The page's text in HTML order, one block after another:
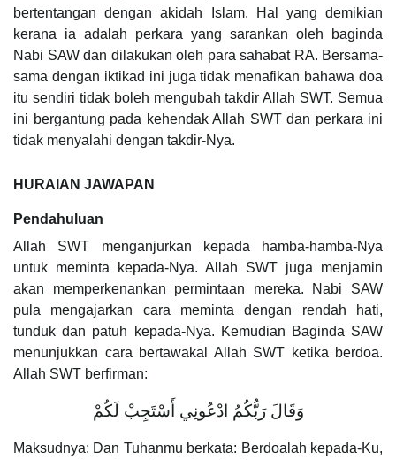
bertentangan dengan akidah Islam. Hal yang demikian
kerana ia adalah perkara yang sarankan oleh baginda
Nabi SAW dan dilakukan oleh para sahabat RA. Bersama-
sama dengan iktikad ini juga tidak menafikan bahawa doa
itu sendiri tidak boleh mengubah takdir Allah SWT. Semua
ini bergantung pada kehendak Allah SWT dan perkara ini
tidak menyalahi dengan takdir-Nya.
HURAIAN JAWAPAN
Pendahuluan
Allah SWT menganjurkan kepada hamba-hamba-Nya
untuk meminta kepada-Nya. Allah SWT juga menjamin
akan memperkenankan permintaan mereka. Nabi SAW
pula mengajarkan cara meminta dengan rendah hati,
tunduk dan patuh kepada-Nya. Kemudian Baginda SAW
menunjukkan cara bertawakal Allah SWT ketika berdoa.
Allah SWT berfirman:
وَقَالَ رَبُّكُمُ ادْعُونِي أَسْتَجِبْ لَكُمْ
Maksudnya: Dan Tuhanmu berkata: Berdoalah kepada-Ku,